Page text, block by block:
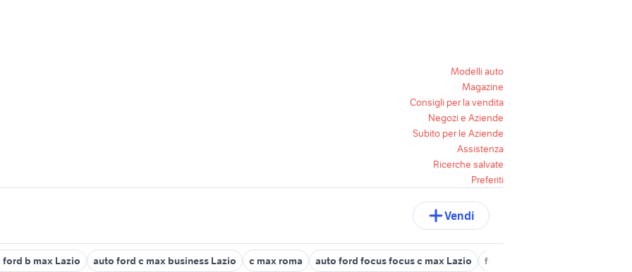
Modelli auto
Magazine
Consigli per la vendita
Negozi e Aziende
Subito per le Aziende
Assistenza
Ricerche salvate
Preferiti
Vendi
ford b max Lazio auto ford c max business Lazio c max roma auto ford focus focus c max Lazio ford kuga roma